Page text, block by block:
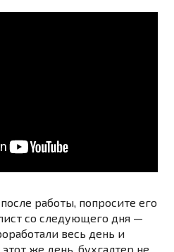
работы, попросите его
со следующего дня —
весь день и
же день, бухгалтер не